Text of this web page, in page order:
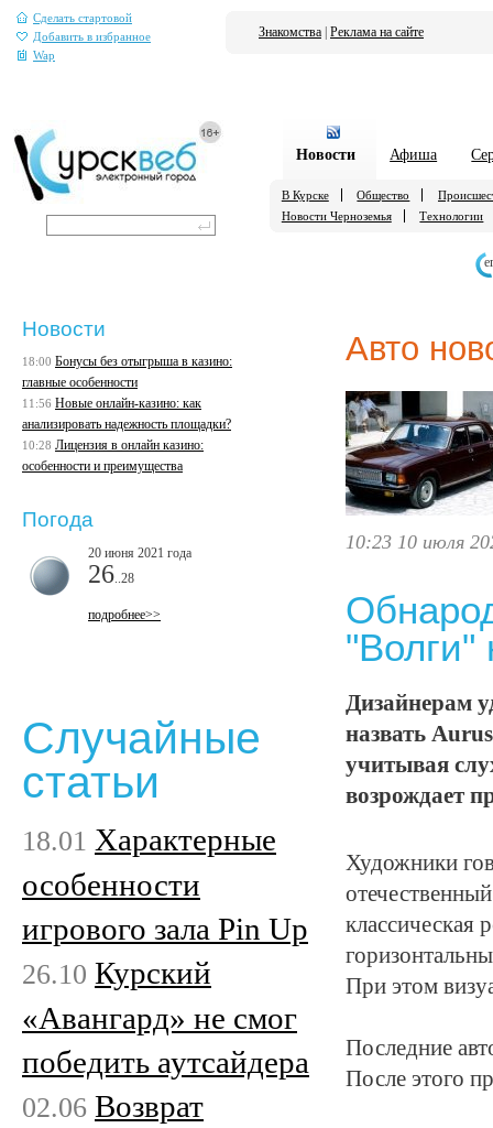
Сделать стартовой
Добавить в избранное
Wap
Знакомства Реклама на сайте
Новости Афиша
В Курске Общество
Новости Черноземья
Технологии
Авто
10:23 10 июля
"Волги"
Дизайнерам
назвать
учитывая
возрождает
Художники
классическая
При этом
Последние
После этого
Новости
18:00 Бонусы без отыгрыша в казино:
главные особенности
11:56 Новые онлайн-казино: как
анализировать надежность площадки?
10:28 Лицензия в онлайн казино:
особенности и преимущества
Погода
20 июня 2021 года
26 ..28
подробнее>>
Случайные
статьи
18.01 Характерные
особенности
игрового зала Pin Up
26.10 Курский
«Авангард» не смог
победить аутсайдера
02.06 Возврат